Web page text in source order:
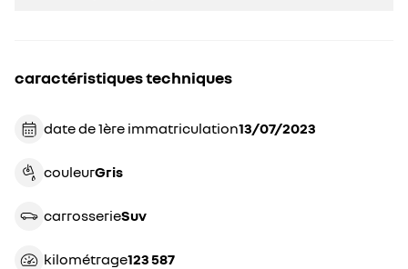
caractéristiques techniques
date de 1ère immatriculation 13/07/2023
couleur gris
carrosserie suv
kilométrage 123 587